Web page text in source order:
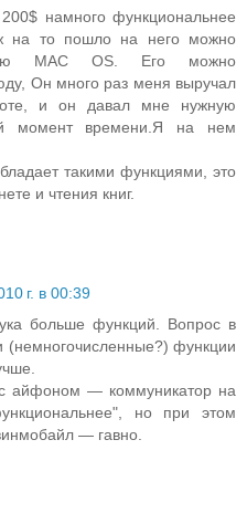
намного функциональнее
на то пошло на него можно
MAC OS. Его можно
Он много раз меня выручал
и он давал мне нужную
момент времени.Я на нем
такими функциями, это
и чтения книг.
г. в 00:39
больше функций. Вопрос в
(немногочисленные?) функции
айфоном — коммуникатор на
но при этом
— гавно.